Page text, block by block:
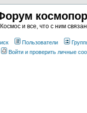
Космос и все, что с ним
Пользователи
Войти и проверить личные